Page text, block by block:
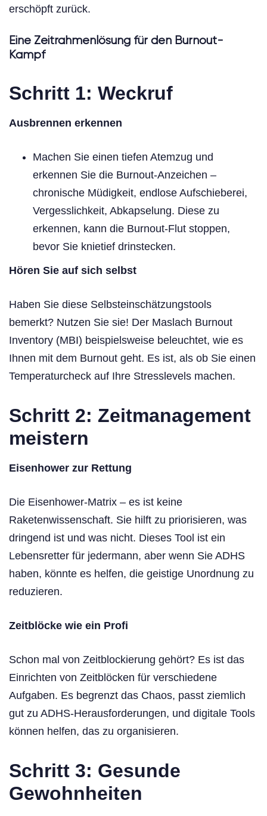
erschöpft zurück.
Eine Zeitrahmenlösung für den Burnout-
Kampf
Schritt 1: Weckruf
Ausbrennen erkennen
Machen Sie einen tiefen Atemzug und
erkennen Sie die Burnout-Anzeichen –
chronische Müdigkeit, endlose Aufschieberei,
Vergesslichkeit, Abkapselung. Diese zu
erkennen, kann die Burnout-Flut stoppen,
bevor Sie knietief drinstecken.
Hören Sie auf sich selbst
Haben Sie diese Selbsteinschätzungstools
bemerkt? Nutzen Sie sie! Der Maslach Burnout
Inventory (MBI) beispielsweise beleuchtet, wie es
Ihnen mit dem Burnout geht. Es ist, als ob Sie einen
Temperaturcheck auf Ihre Stresslevels machen.
Schritt 2: Zeitmanagement
meistern
Eisenhower zur Rettung
Die Eisenhower-Matrix – es ist keine
Raketenwissenschaft. Sie hilft zu priorisieren, was
dringend ist und was nicht. Dieses Tool ist ein
Lebensretter für jedermann, aber wenn Sie ADHS
haben, könnte es helfen, die geistige Unordnung zu
reduzieren.
Zeitblöcke wie ein Profi
Schon mal von Zeitblockierung gehört? Es ist das
Einrichten von Zeitblöcken für verschiedene
Aufgaben. Es begrenzt das Chaos, passt ziemlich
gut zu ADHS-Herausforderungen, und digitale Tools
können helfen, das zu organisieren.
Schritt 3: Gesunde
Gewohnheiten